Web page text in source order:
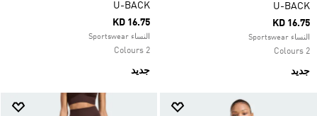
U-BACK
KD 16.75
النساء Sportswear
2 Colours
جديد
U-BACK
KD 16.75
النساء Sportswear
2 Colours
جديد